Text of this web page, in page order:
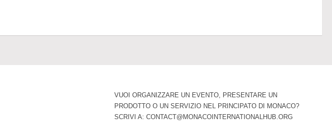
VUOI ORGANIZZARE UN EVENTO, PRESENTARE UN
PRODOTTO O UN SERVIZIO NEL PRINCIPATO DI MONACO?
SCRIVI A: CONTACT@MONACOINTERNATIONALHUB.ORG